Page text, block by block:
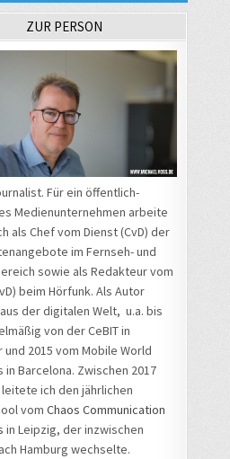
ZUR PERSON
Für ein öffentlich-
Medienunternehmen arbeite
als Chef vom Dienst (CvD) der
im Fernseh- und
sowie als Redakteur vom
beim Hörfunk. Als Autor
der digitalen Welt, u.a. bis
von der CeBIT in
und 2015 vom Mobile World
in Barcelona. Zwischen 2017
leitete ich den jährlichen
vom Chaos Communication
in Leipzig, der inzwischen
Hamburg wechselte.